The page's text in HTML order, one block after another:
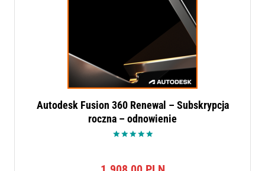
Autodesk Fusion 360 Renewal – Subskrypcja
roczna – odnowienie